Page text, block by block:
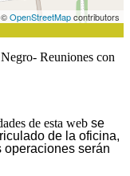
©OpenStreetMapcontributors
Reuniones con
de esta web se
de la oficina,
operaciones serán